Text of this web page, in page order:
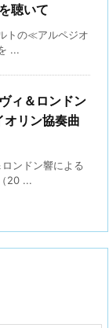
聴いて
トの≪アルペジオ
...
ィ＆ロンドン
リン協奏曲
ンドン響による
20 ...